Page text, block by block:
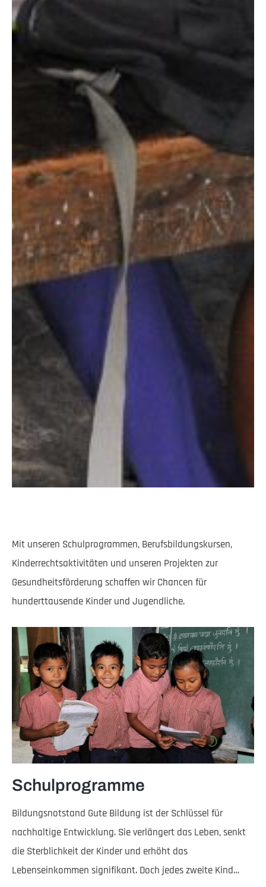
Mit unseren Schulprogrammen, Berufsbildungskursen,
Kinderrechtsaktivitäten und unseren Projekten zur
Gesundheitsförderung schaffen wir Chancen für
hunderttausende Kinder und Jugendliche.
Schulprogramme
Bildungsnotstand Gute Bildung ist der Schlüssel für
nachhaltige Entwicklung. Sie verlängert das Leben, senkt
die Sterblichkeit der Kinder und erhöht das
Lebenseinkommen signifikant. Doch jedes zweite Kind…